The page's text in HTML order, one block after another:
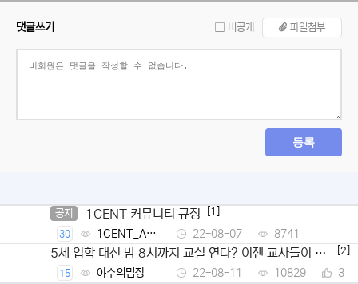
댓글쓰기 비공개 파일첨부
등록
공지 1CENT 커뮤니티 규정 [1]
30
1CENT_Ad
min
22-08-07 8741
5세 입학 대신 밤 8시까지 교실 연다? 이젠 교사들이 뿔
났다
[2]
15 야수의밈장 22-08-11 10829 3